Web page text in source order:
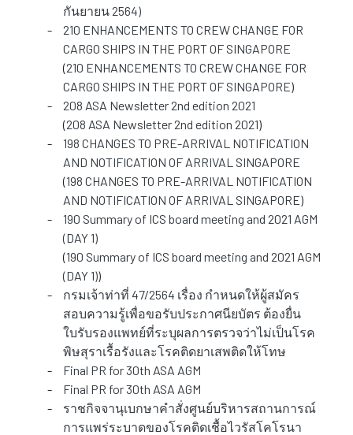
กันยายน 2564)
-
210 ENHANCEMENTS TO CREW CHANGE FOR
CARGO SHIPS IN THE PORT OF SINGAPORE
(210 ENHANCEMENTS TO CREW CHANGE FOR
CARGO SHIPS IN THE PORT OF SINGAPORE)
-
208 ASA Newsletter 2nd edition 2021
(208 ASA Newsletter 2nd edition 2021)
-
198 CHANGES TO PRE-ARRIVAL NOTIFICATION
AND NOTIFICATION OF ARRIVAL SINGAPORE
(198 CHANGES TO PRE-ARRIVAL NOTIFICATION
AND NOTIFICATION OF ARRIVAL SINGAPORE)
-
190 Summary of ICS board meeting and 2021 AGM
(DAY 1)
(190 Summary of ICS board meeting and 2021 AGM
(DAY 1))
-
กรมเจ้าท่าที่ 47/2564 เรื่อง กำหนดให้ผู้สมัคร
สอบความรู้เพื่อขอรับประกาศนียบัตร ต้องยื่น
ใบรับรองแพทย์ที่ระบุผลการตรวจว่าไม่เป็นโรค
พิษสุราเรื้อรังและโรคติดยาเสพติดให้โทษ
-
Final PR for 30th ASA AGM
-
Final PR for 30th ASA AGM
-
ราชกิจจานุเบกษาคำสั่งศูนย์บริหารสถานการณ์
การแพร่ระบาดของโรคติดเชื้อไวรัสโคโรนา